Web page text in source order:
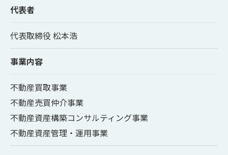
代表者
代表取締役 松本浩
事業内容
不動産買取事業
不動産売買仲介事業
不動産資産構築コンサルティング事業
不動産資産管理・運用事業